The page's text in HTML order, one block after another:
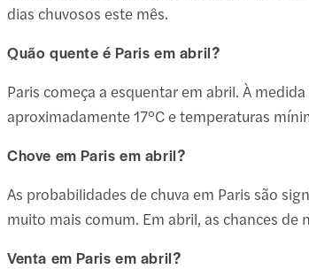
dias chuvosos este mês.
Quão quente é Paris em abril?
Paris começa a esquentar em abril. À
aproximadamente 17°C e temperaturas
Chove em Paris em abril?
As probabilidades de chuva em Paris são
muito mais comum. Em abril, as chances de
Venta em Paris em abril?